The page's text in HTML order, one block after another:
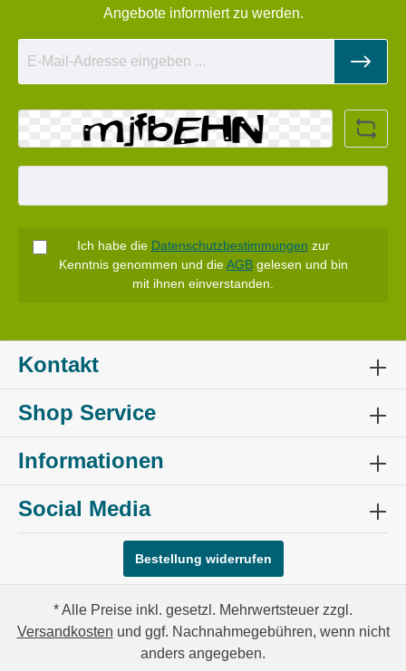
Angebote informiert zu werden.
Ich habe die Datenschutzbestimmungen zur
Kenntnis genommen und dieAGBgelesen und bin
mit ihnen einverstanden.
Kontakt
Shop Service
Informationen
Social Media
Bestellung widerrufen
* Alle Preise inkl. gesetzl. Mehrwertsteuer zzgl.
Versandkosten und ggf. Nachnahmegebühren, wenn nicht
anders angegeben.